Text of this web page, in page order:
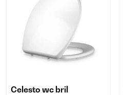
Celesto wc bril